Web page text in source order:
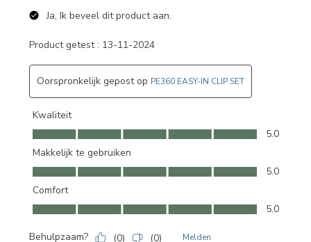
Ja, Ik beveel dit product aan.
Product getest : 13-11-2024
Oorspronkelijk gepost op PE360 EASY-IN CLIP SET
Kwaliteit
Kwaliteit, 5.0 van 5
5.0
Makkelijk te gebruiken
Makkelijk te gebruiken, 5.0 van 5
5.0
Comfort
Comfort, 5.0 van 5
5.0
Behulpzaam? (0) (0) Melden